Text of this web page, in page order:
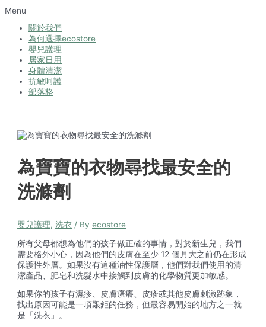
Menu
關於我們
為何選擇ecostore
嬰兒護理
居家日用
身體清潔
抗敏呵護
部落格
為寶寶的衣物尋找最安全的
洗滌劑
嬰兒護理,洗衣 / Byecostore
所有父母都想為他們的孩子做正確的事情，對於新生兒，我們
需要格外小心，因為他們的皮膚在至少 12 個月大之前仍在形成
保護性外層。如果沒有這種油性保護層，他們對我們使用的清
潔產品、肥皂和洗髮水中接觸到皮膚的化學物質更加敏感。
如果你的孩子有濕疹、皮膚瘙癢、皮疹或其他皮膚刺激跡象，
找出原因可能是一項艱鉅的任務，但最容易開始的地方之一就
是「洗衣」。